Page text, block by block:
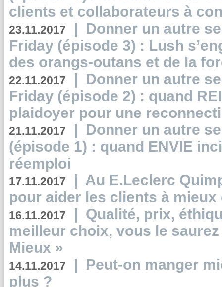
clients et collaborateurs à
23.11.2017 | Donner un autre
Friday (épisode 3) : Lush
des orangs-outans et de la
22.11.2017 | Donner un autre
Friday (épisode 2) : quand
plaidoyer pour une
21.11.2017 | Donner un autre
(épisode 1) : quand ENVIE
réemploi
17.11.2017 | Au E.Leclerc
pour aider les clients à
16.11.2017 | Qualité, prix,
meilleur choix, vous le
Mieux »
14.11.2017 | Peut-on manger
plus ?